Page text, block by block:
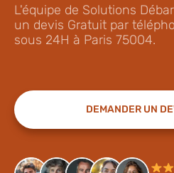
L'équipe de Solutions
un devis Gratuit par
sous 24H à Paris 75004.
DEMANDER UN